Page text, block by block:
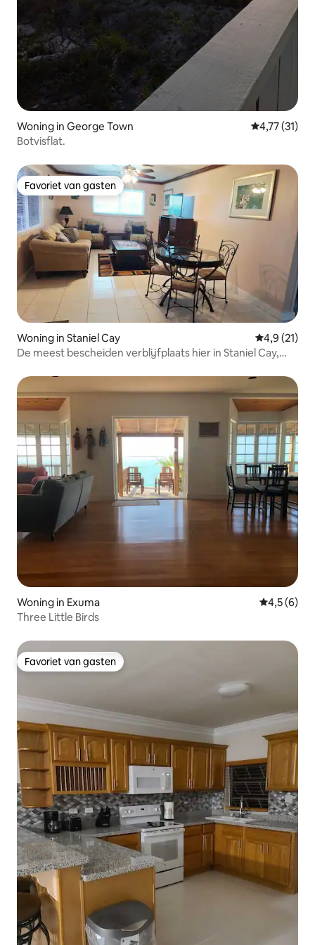
Woning in George Town Gemiddelde
4,77 (31)
Botvisflat.
Favoriet van gasten
Favoriet van gasten
Woning in Staniel Cay
4,9 (21)
De meest bescheiden verblijfplaats hier in Staniel Cay,
Woning in Exuma
4,5 (6)
Three Little Birds
Favoriet van gasten
Favoriet van gasten